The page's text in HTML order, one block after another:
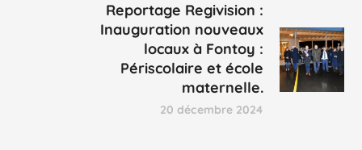
Reportage Regivision :
Inauguration nouveaux
locaux à Fontoy :
Périscolaire et école
maternelle.
20 décembre 2024